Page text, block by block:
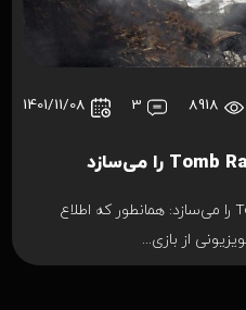
8918
3
1401/11/08
آمازون دنیای سینمایی Tomb Raider را می‌سازد: همانطور که اطلاع
از بازی...